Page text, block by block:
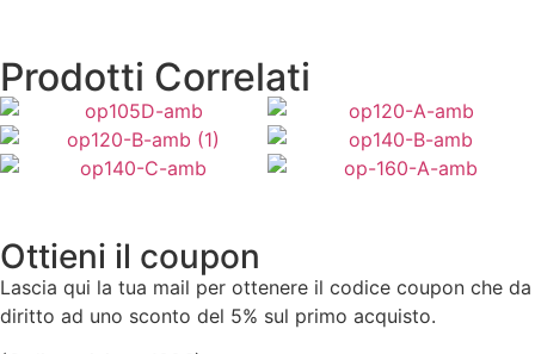
Prodotti Correlati
1.849,00€
Aggiungi al Carrello
2.755,00
Aggiungi al Carrello
2.433,00 €
Aggiungi al Carrello
2.824,00 €
Aggiungi al Carrello
2.748,00 3.657,00 €
Ottieni il coupon
Lascia qui la tua mail per ottenere il codice coupon che da
diritto ad uno sconto del 5% sul primo acquisto.